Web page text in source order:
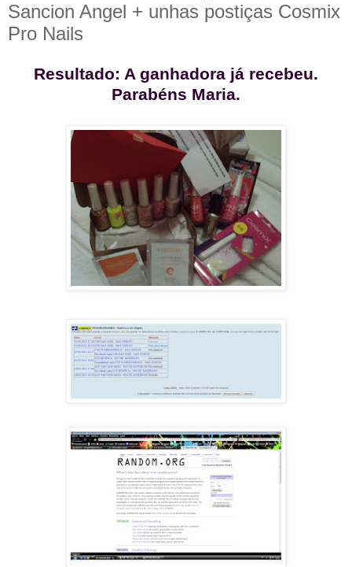
Sancion Angel + unhas postiças Cosmix
Pro Nails
Resultado: A ganhadora já recebeu.
Parabéns Maria.